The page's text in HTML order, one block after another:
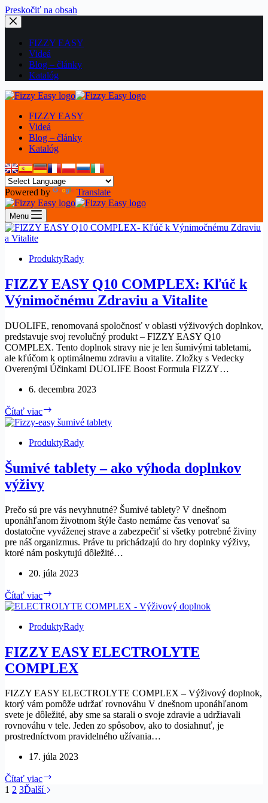
Preskočiť na obsah
FIZZY EASY
Videá
Blog – články
Katalóg
FIZZY EASY
Videá
Blog – články
Katalóg
Powered by Translate
Menu
ProduktyRady
FIZZY EASY Q10 COMPLEX: Kľúč k
Výnimočnému Zdraviu a Vitalite
DUOLIFE, renomovaná spoločnosť v oblasti výživových doplnkov,
predstavuje svoj revolučný produkt – FIZZY EASY Q10
COMPLEX. Tento doplnok stravy nie je len šumivými tabletami,
ale kľúčom k optimálnemu zdraviu a vitalite. Zložky s Vedecky
Overenými Účinkami DUOLIFE Boost Formula FIZZY…
6. decembra 2023
Čítať viac
EASY
Q10
COMPLEX:
k
Výnimočnému
Vitalite
ProduktyRady
Šumivé tablety – ako výhoda doplnkov
výživy
Prečo sú pre vás nevyhnutné? Šumivé tablety? V dnešnom
uponáhľanom životnom štýle často nemáme čas venovať sa
dostatočne vyváženej strave a zabezpečiť si všetky potrebné živiny
pre náš organizmus. Práve tu prichádzajú do hry doplnky výživy,
ktoré nám poskytujú dôležité…
20. júla 2023
Čítať viac
tablety
ako
doplnkov
výživy
ProduktyRady
FIZZY EASY ELECTROLYTE
COMPLEX
FIZZY EASY ELECTROLYTE COMPLEX – Výživový doplnok,
ktorý vám pomôže udržať rovnováhu V dnešnom uponáhľanom
svete je dôležité, aby sme sa starali o svoje zdravie a udržiavali
rovnováhu v tele. Jeden zo spôsobov, ako to dosiahnuť, je
prostredníctvom pravidelného užívania…
17. júla 2023
Čítať viac
1 2 3Ďalší